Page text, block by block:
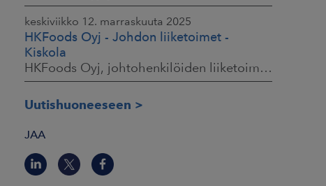
keskiviikko 12. marraskuuta 2025
HKFoods Oyj - Johdon liiketoimet -
Kiskola
HKFoods Oyj, johtohenkilöiden liiketoimet, 12.11.2025 klo 18.00
Uutishuoneeseen
JAA